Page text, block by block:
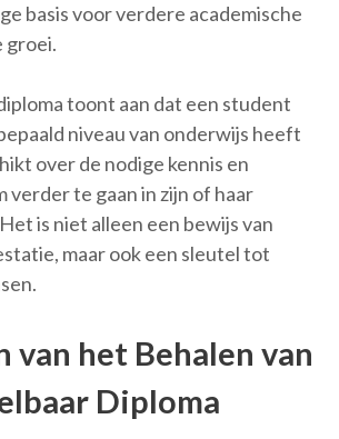
basis voor verdere academische
groei.
toont aan dat een student
niveau van onderwijs heeft
over de nodige kennis en
verder te gaan in zijn of haar
is niet alleen een bewijs van
maar ook een sleutel tot
van het Behalen van
Diploma